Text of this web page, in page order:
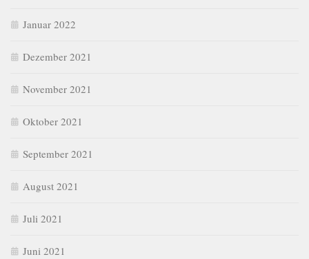
Januar 2022
Dezember 2021
November 2021
Oktober 2021
September 2021
August 2021
Juli 2021
Juni 2021